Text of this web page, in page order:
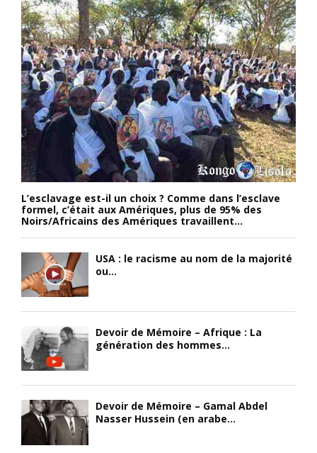
L’esclavage est-il un choix ? Comme dans l’esclave
formel, c’était aux Amériques, plus de 95% des
Noirs/Africains des Amériques travaillent...
USA : le racisme au nom de la majorité
ou...
Devoir de Mémoire – Afrique : La
génération des hommes...
Devoir de Mémoire – Gamal Abdel
Nasser Hussein (en arabe...